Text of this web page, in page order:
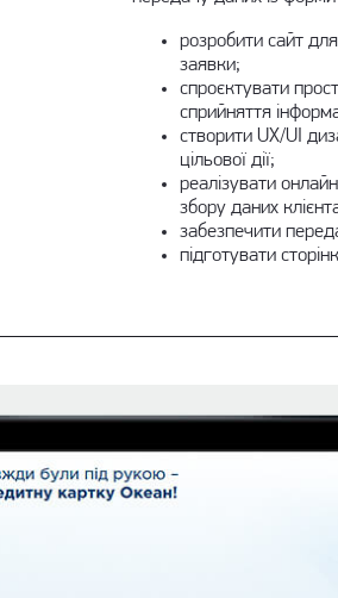
розробити сайтдля
заявки;
спроєктувати
сприйняття
створити UX/UI
цільової дії;
реалізувати
збору даних
забезпечити
підготувати